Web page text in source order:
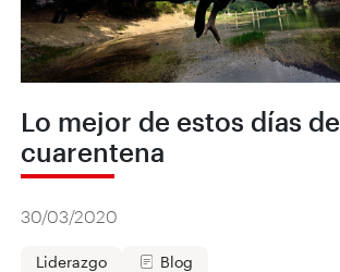
Lo mejor de estos días de
cuarentena
30/03/2020
Liderazgo Blog